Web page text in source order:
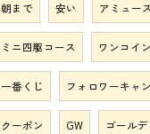
朝まで 安い アミュー
ミニ四駆コース ワンコイ
一番くじ フォロワーキャ
クーポン GW ゴール